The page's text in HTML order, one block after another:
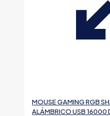
MOUSE GAMING RGB
ALÁMBRICO USB